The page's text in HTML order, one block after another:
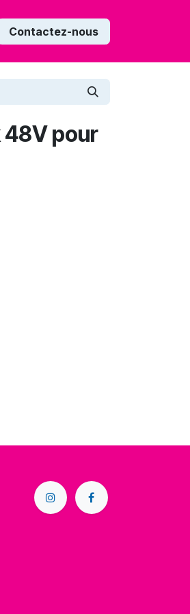
Contactez-nous
48V pour